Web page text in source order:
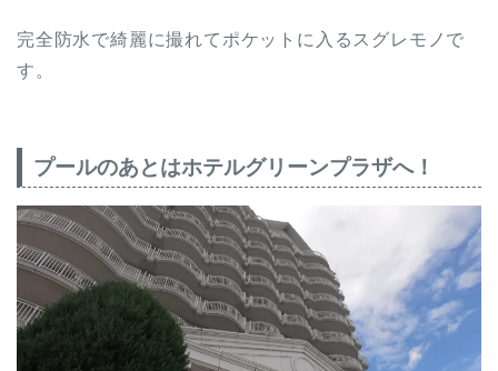
完全防水で綺麗に撮れてポケットに入るスグレモノで
す。
プールのあとはホテルグリーンプラザへ！